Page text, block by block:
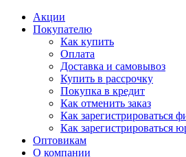
Акции
Покупателю
Как купить
Оплата
Доставка и самовывоз
Купить в рассрочку
Покупка в кредит
Как отменить заказ
Как зарегистрироваться
Как зарегистрироваться
Оптовикам
О компании